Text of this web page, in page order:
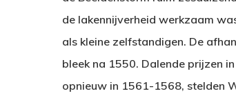
de lakennijverheid werkzaam
als kleine zelfstandigen. De
bleek na 1550. Dalende prijzen
opnieuw in 1561-1568, stelden